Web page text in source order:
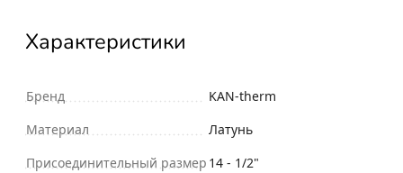
Характеристики
Бренд
KAN-therm
Материал
Латунь
Присоединительный размер 14 - 1/2"